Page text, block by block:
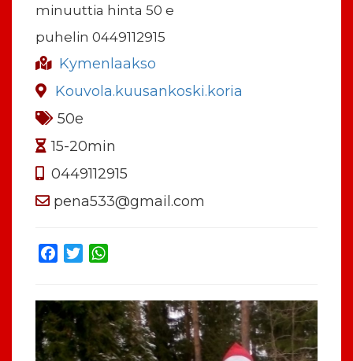
minuuttia hinta 50 e
puhelin 0449112915
Kymenlaakso
Kouvola.kuusankoski.koria
50e
15-20min
0449112915
pena533@gmail.com
Facebook
Twitter